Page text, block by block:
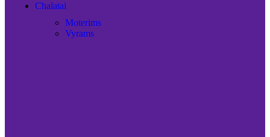
Chalatai
Moterims
Vyrams